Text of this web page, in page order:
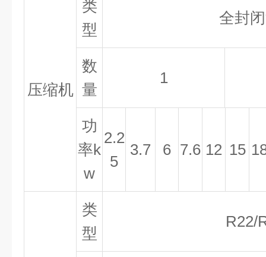
压缩机
类
型
全封
数
量
1
功
率k
w
2.2
5
3.7 6 7.6 12 15
类
型
R22/